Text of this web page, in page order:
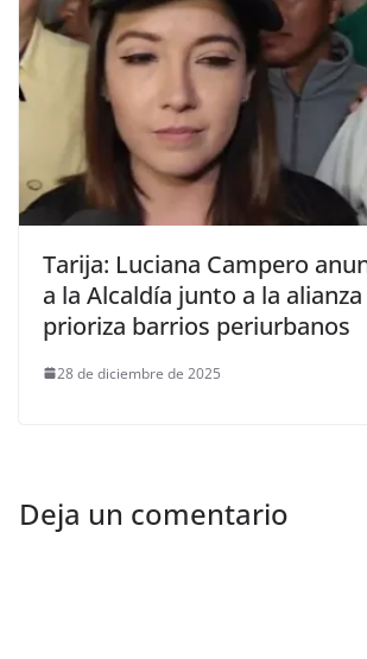
Tarija: Luciana Campero
a la Alcaldía junto a la alianza
prioriza barrios periurbanos
28 de diciembre de 2025
Deja un comentario